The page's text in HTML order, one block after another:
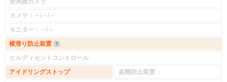
全周囲カメラ
カメラ：－/－/－
モニター：－/－
横滑り防止装置
ヒルディセントコントロール
アイドリングストップ
盗難防止装置